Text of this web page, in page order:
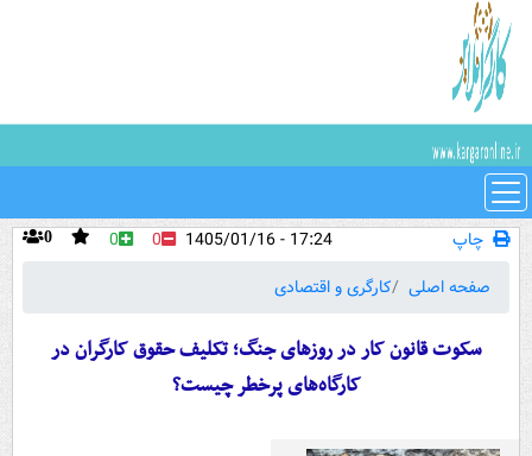
چاپ 0 0 0
17:24 - 1405/01/16
صفحه اصلی
کارگری و اقتصادی
سکوت قانون کار در روزهای جنگ؛ تکلیف حقوق کارگران در
کارگاه‌های پرخطر چیست؟